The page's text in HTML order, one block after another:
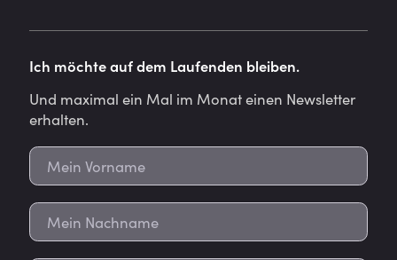
Ich möchte auf dem Laufenden bleiben.
Und maximal ein Mal im Monat einen Newsletter
erhalten.